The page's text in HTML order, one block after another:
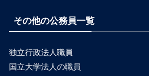
その他の公務員一覧
独立行政法人職員
国立大学法人の職員